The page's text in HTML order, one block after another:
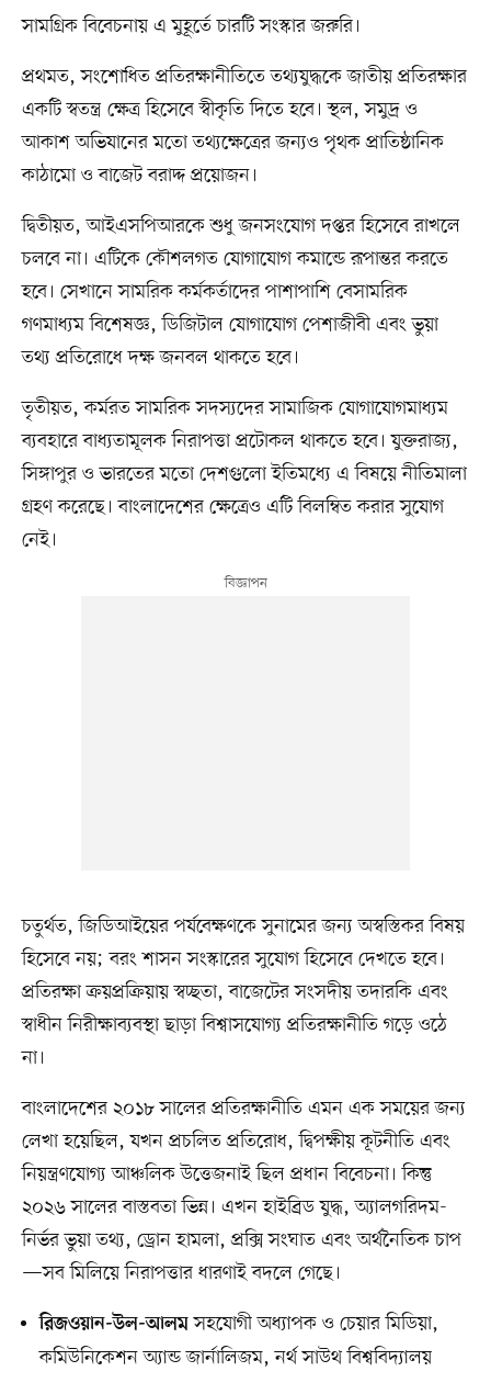
সামগ্রিক বিবেচনায় এ মুহূর্তে চারটি সংস্কার জরুরি।
প্রথমত, সংশোধিত প্রতিরক্ষানীতিতে তথ্যযুদ্ধকে জাতীয় প্রতিরক্ষার
একটি স্বতন্ত্র ক্ষেত্র হিসেবে স্বীকৃতি দিতে হবে। স্থল, সমুদ্র ও
আকাশ অভিযানের মতো তথ্যক্ষেত্রের জন্যও পৃথক প্রাতিষ্ঠানিক
কাঠামো ও বাজেট বরাদ্দ প্রয়োজন।
দ্বিতীয়ত, আইএসপিআরকে শুধু জনসংযোগ দপ্তর হিসেবে রাখলে
চলবে না। এটিকে কৌশলগত যোগাযোগ কমান্ডে রূপান্তর করতে
হবে। সেখানে সামরিক কর্মকর্তাদের পাশাপাশি বেসামরিক
গণমাধ্যম বিশেষজ্ঞ, ডিজিটাল যোগাযোগ পেশাজীবী এবং ভুয়া
তথ্য প্রতিরোধে দক্ষ জনবল থাকতে হবে।
তৃতীয়ত, কর্মরত সামরিক সদস্যদের সামাজিক যোগাযোগমাধ্যম
ব্যবহারে বাধ্যতামূলক নিরাপত্তা প্রটোকল থাকতে হবে। যুক্তরাজ্য,
সিঙ্গাপুর ও ভারতের মতো দেশগুলো ইতিমধ্যে এ বিষয়ে নীতিমালা
গ্রহণ করেছে। বাংলাদেশের ক্ষেত্রেও এটি বিলম্বিত করার সুযোগ
নেই।
চতুর্থত, জিডিআইয়ের পর্যবেক্ষণকে সুনামের জন্য অস্বস্তিকর বিষয়
হিসেবে নয়; বরং শাসন সংস্কারের সুযোগ হিসেবে দেখতে হবে।
প্রতিরক্ষা ক্রয়প্রক্রিয়ায় স্বচ্ছতা, বাজেটের সংসদীয় তদারকি এবং
স্বাধীন নিরীক্ষাব্যবস্থা ছাড়া বিশ্বাসযোগ্য প্রতিরক্ষানীতি গড়ে ওঠে
না।
বাংলাদেশের ২০১৮ সালের প্রতিরক্ষানীতি এমন এক সময়ের জন্য
লেখা হয়েছিল, যখন প্রচলিত প্রতিরোধ, দ্বিপক্ষীয় কূটনীতি এবং
নিয়ন্ত্রণযোগ্য আঞ্চলিক উত্তেজনাই ছিল প্রধান বিবেচনা। কিন্তু
২০২৬ সালের বাস্তবতা ভিন্ন। এখন হাইব্রিড যুদ্ধ, অ্যালগরিদম-
নির্ভর ভুয়া তথ্য, ড্রোন হামলা, প্রক্সি সংঘাত এবং অর্থনৈতিক চাপ
—সব মিলিয়ে নিরাপত্তার ধারণাই বদলে গেছে।
রিজওয়ান-উল-আলমসহযোগী অধ্যাপক ও চেয়ার মিডিয়া,
কমিউনিকেশন অ্যান্ড জার্নালিজম, নর্থ সাউথ বিশ্ববিদ্যালয়